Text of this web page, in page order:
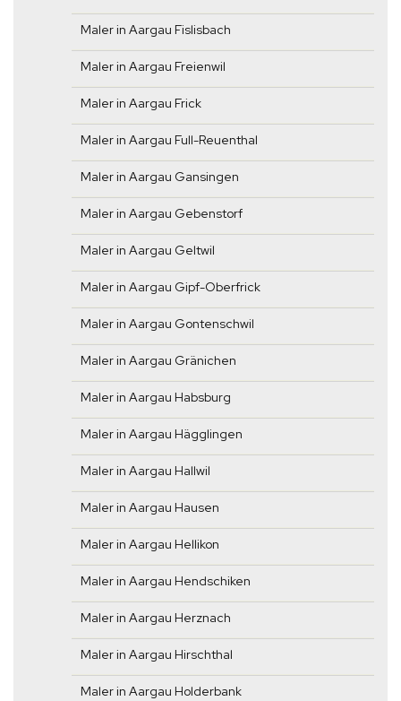
Maler in Aargau Fislisbach
Maler in Aargau Freienwil
Maler in Aargau Frick
Maler in Aargau Full-Reuenthal
Maler in Aargau Gansingen
Maler in Aargau Gebenstorf
Maler in Aargau Geltwil
Maler in Aargau Gipf-Oberfrick
Maler in Aargau Gontenschwil
Maler in Aargau Gränichen
Maler in Aargau Habsburg
Maler in Aargau Hägglingen
Maler in Aargau Hallwil
Maler in Aargau Hausen
Maler in Aargau Hellikon
Maler in Aargau Hendschiken
Maler in Aargau Herznach
Maler in Aargau Hirschthal
Maler in Aargau Holderbank